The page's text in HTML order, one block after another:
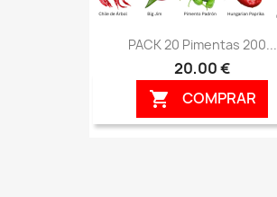
PACK 20 Pimentas 200...
20,00 €
 COMPRAR